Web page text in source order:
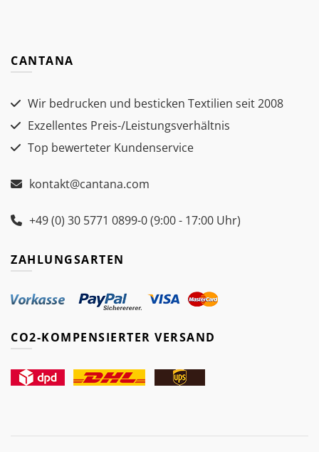
CANTANA
Wir bedrucken und besticken Textilien seit 2008
Exzellentes Preis-/Leistungsverhältnis
Top bewerteter Kundenservice
kontakt@cantana.com
+49 (0) 30 5771 0899-0 (9:00 - 17:00 Uhr)
ZAHLUNGSARTEN
CO2-KOMPENSIERTER VERSAND